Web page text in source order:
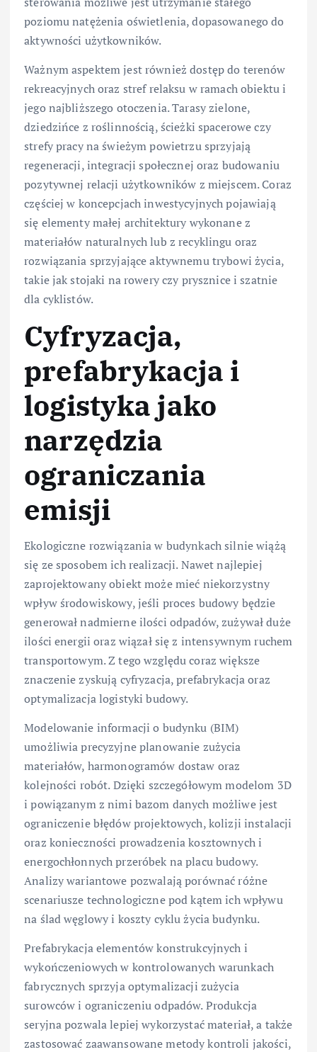
poziomu natężenia oświetlenia, dopasowanego do
aktywności użytkowników.
Ważnym aspektem jest również dostęp do terenów
rekreacyjnych oraz stref relaksu w ramach obiektu i
jego najbliższego otoczenia. Tarasy zielone,
dziedzińce z roślinnością, ścieżki spacerowe czy
strefy pracy na świeżym powietrzu sprzyjają
regeneracji, integracji społecznej oraz budowaniu
pozytywnej relacji użytkowników z miejscem. Coraz
częściej w koncepcjach inwestycyjnych pojawiają
się elementy małej architektury wykonane z
materiałów naturalnych lub z recyklingu oraz
rozwiązania sprzyjające aktywnemu trybowi życia,
takie jak stojaki na rowery czy prysznice i szatnie
dla cyklistów.
Cyfryzacja,
prefabrykacja i
logistyka jako
narzędzia
ograniczania
emisji
Ekologiczne rozwiązania w budynkach silnie wiążą
się ze sposobem ich realizacji. Nawet najlepiej
zaprojektowany obiekt może mieć niekorzystny
wpływ środowiskowy, jeśli proces budowy będzie
generował nadmierne ilości odpadów, zużywał duże
ilości energii oraz wiązał się z intensywnym ruchem
transportowym. Z tego względu coraz większe
znaczenie zyskują cyfryzacja, prefabrykacja oraz
optymalizacja logistyki budowy.
Modelowanie informacji o budynku (BIM)
umożliwia precyzyjne planowanie zużycia
materiałów, harmonogramów dostaw oraz
kolejności robót. Dzięki szczegółowym modelom 3D
i powiązanym z nimi bazom danych możliwe jest
ograniczenie błędów projektowych, kolizji instalacji
oraz konieczności prowadzenia kosztownych i
energochłonnych przeróbek na placu budowy.
Analizy wariantowe pozwalają porównać różne
scenariusze technologiczne pod kątem ich wpływu
na ślad węglowy i koszty cyklu życia budynku.
Prefabrykacja elementów konstrukcyjnych i
wykończeniowych w kontrolowanych warunkach
fabrycznych sprzyja optymalizacji zużycia
surowców i ograniczeniu odpadów. Produkcja
seryjna pozwala lepiej wykorzystać materiał, a także
zastosować zaawansowane metody kontroli jakości,